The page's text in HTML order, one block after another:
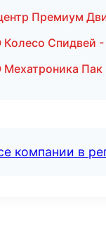
Премиум
Спидвей -
компании в